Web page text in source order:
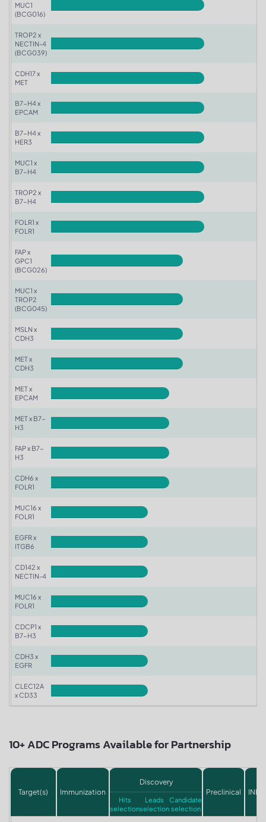
PDGFRa
TIM1 TPBG TREM2
MUC1
(BCG016)
TROP2 x
NECTIN-4
(BCG039)
CDH17 x
MET
B7-H4 x
EPCAM
B7-H4 x
HER3
MUC1 x
B7-H4
TROP2 x
B7-H4
FOLR1 x
FOLR1
FAP x
GPC1
(BCG026)
MUC1 x
TROP2
(BCG045)
MSLN x
CDH3
MET x
CDH3
MET x
EPCAM
MET x B7-
H3
FAP x B7-
H3
CDH6 x
FOLR1
MUC16 x
FOLR1
EGFR x
ITGB6
CD142 x
NECTIN-4
MUC16 x
FOLR1
CDCP1 x
B7-H3
CDH3 x
EGFR
CLEC12A
x CD33
10+ ADC Programs Available for Partnership
Target(s) Immunization
Discovery
Hits
selection
Leads
selection
Candidate
selection
Preclinical IND